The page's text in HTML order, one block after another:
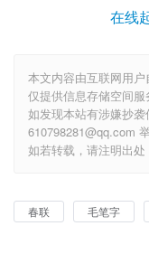
在线
本文内容由互联网用
仅提供信息存储空间服
如发现本站有涉嫌抄
610798281@qq.com
如若转载，请注明出
春联 毛笔字